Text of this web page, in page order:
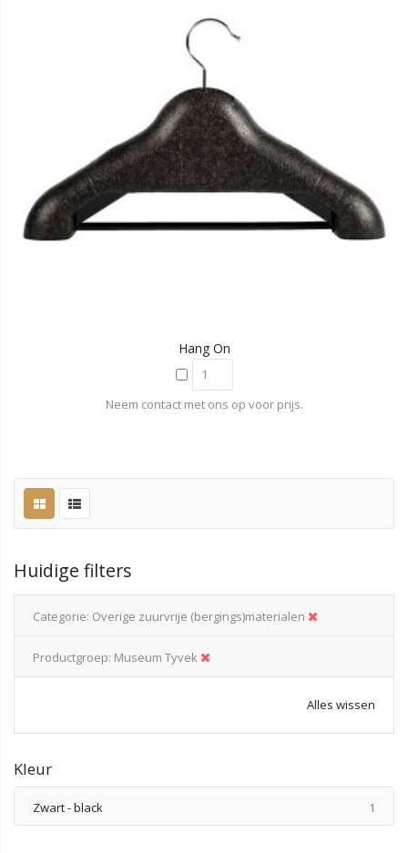
Hang On
Neem contact met ons op voor prijs.
Huidige filters
Categorie Overige zuurvrije (bergings)materialen
Productgroep Museum Tyvek
Alles wissen
Kleur
Zwart - black 1